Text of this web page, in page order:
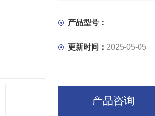
淬火处理，大大增强了表面硬
产品型号：
更新时间： 2025-05-05
产品咨询